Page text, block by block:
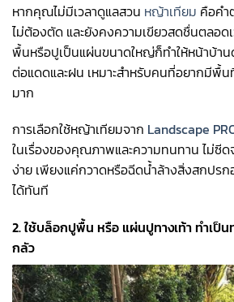
หากคุณไม่มีเวลาดูแลสวน หญ้าเทียม คือคำ
ไม่ต้องตัด และยังคงความเขียวสดชื่นตลอด
พื้นหรือปูเป็นแผ่นขนาดใหญ่ก็ทำให้หน้าบ้า
ต่อแดดและฝน เหมาะสำหรับคนที่อยากมีพื้น
มาก
การเลือกใช้หญ้าเทียมจาก Landscape
ในเรื่องของคุณภาพและความทนทาน ไม่ซีด
ง่าย เพียงแค่กวาดหรือฉีดน้ำล้างสิ่งสกปร
ได้ทันที
2. ใช้บล็อกปูพื้น หรือ แผ่นปูทางเท้า ทำเป็
กลัว